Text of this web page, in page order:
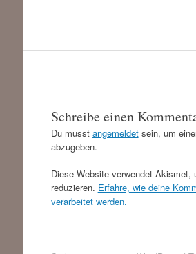
Schreibe einen
Du musst angemeldetsein, um
abzugeben.
Diese Website verwendet Akismet,
reduzieren. Erfahre, wie deine
verarbeitet werden.